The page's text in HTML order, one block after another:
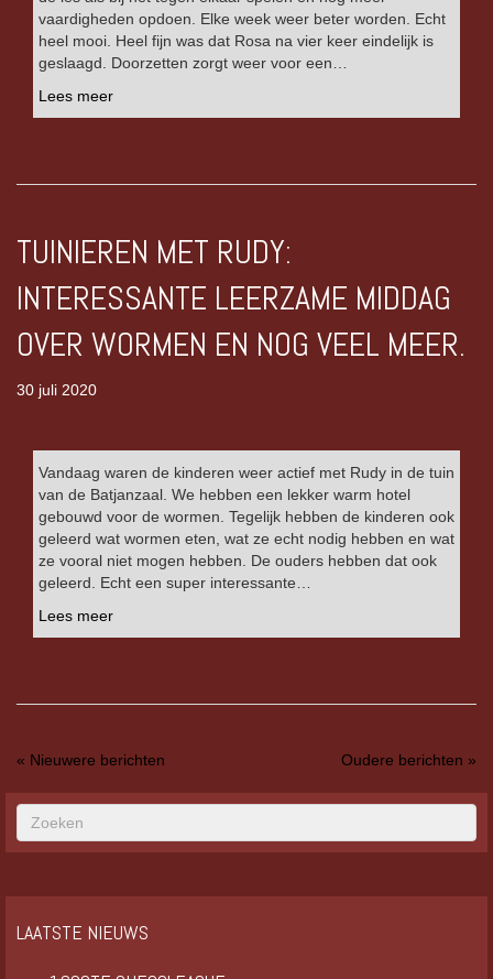
vaardigheden opdoen. Elke week weer beter worden. Echt
heel mooi. Heel fijn was dat Rosa na vier keer eindelijk is
geslaagd. Doorzetten zorgt weer voor een…
Lees meer
TUINIEREN MET RUDY:
INTERESSANTE LEERZAME MIDDAG
OVER WORMEN EN NOG VEEL MEER.
30 juli 2020
Vandaag waren de kinderen weer actief met Rudy in de tuin
van de Batjanzaal. We hebben een lekker warm hotel
gebouwd voor de wormen. Tegelijk hebben de kinderen ook
geleerd wat wormen eten, wat ze echt nodig hebben en wat
ze vooral niet mogen hebben. De ouders hebben dat ook
geleerd. Echt een super interessante…
Lees meer
« Nieuwere berichten Oudere berichten »
LAATSTE NIEUWS